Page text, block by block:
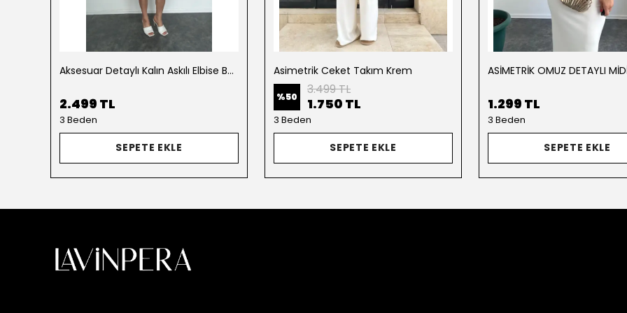
Aksesuar Detaylı Kalın Askılı Elbise Beyaz
2.499 TL
3 Beden
SEPETE EKLE
Asimetrik Ceket Takım Krem
%50 3.499 TL
1.750 TL
3 Beden
SEPETE EKLE
1.299 TL
3 Beden
SEPETE EKLE